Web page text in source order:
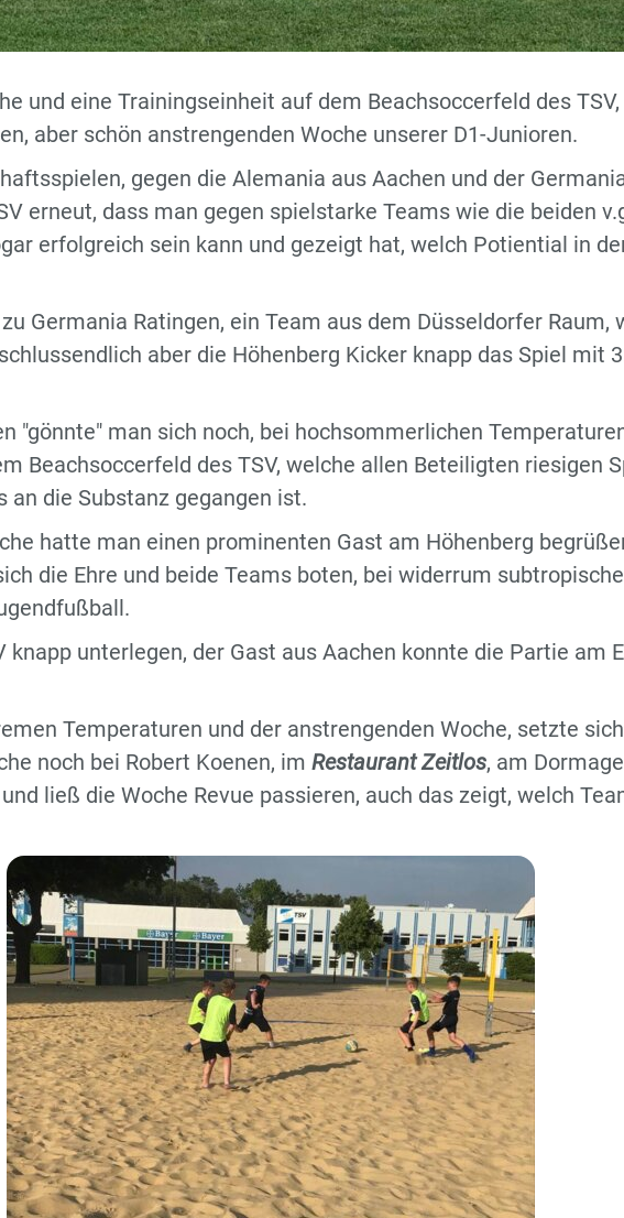
und eine Trainingseinheit auf dem Beachsoccerfeld des
aber schön anstrengenden Woche unserer D1-Junioren.
gegen die Alemania aus Aachen und der
erneut, dass man gegen spielstarke Teams wie die beiden
erfolgreich sein kann und gezeigt hat, welch Potiential in
Germania Ratingen, ein Team aus dem Düsseldorfer Raum,
aber die Höhenberg Kicker knapp das Spiel mit
"gönnte" man sich noch, bei hochsommerlichen
Beachsoccerfeld des TSV, welche allen Beteiligten riesigen
an die Substanz gegangen ist.
hatte man einen prominenten Gast am Höhenberg
die Ehre und beide Teams boten, bei widerrum
knapp unterlegen, der Gast aus Aachen konnte die Partie am
Temperaturen und der anstrengenden Woche, setzte
noch bei Robert Koenen, im Restaurant Zeitlos, am
ließ die Woche Revue passieren, auch das zeigt, welch